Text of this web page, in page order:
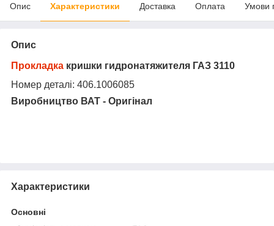
Опис Характеристики Доставка Оплата Умови
Опис
Прокладка кришки гидронатяжителя ГАЗ 3110
Номер деталі: 406.1006085
Виробництво ВАТ - Оригінал
Характеристики
Основні